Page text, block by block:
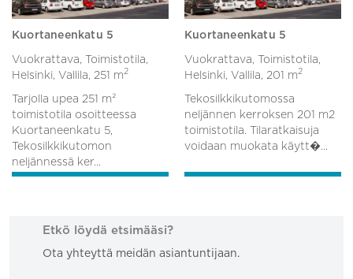
Kuortaneenkatu 5
Vuokrattava, Toimistotila,
Helsinki, Vallila, 251 m2
Tarjolla upea 251 m²
toimistotila osoitteessa
Kuortaneenkatu 5,
Tekosilkkikutomon
neljännessä ker...
Kuortaneenkatu 5
Vuokrattava, Toimistotila,
Helsinki, Vallila, 201 m2
Tekosilkkikutomossa
neljännen kerroksen 201 m2
toimistotila. Tilaratkaisuja
voidaan muokata käytt�...
Etkö löydä etsimääsi?
Ota yhteyttä meidän asiantuntijaan.